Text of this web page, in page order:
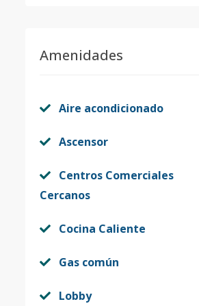
Amenidades
Aire acondicionado
Ascensor
Centros Comerciales
Cercanos
Cocina Caliente
Gas común
Lobby